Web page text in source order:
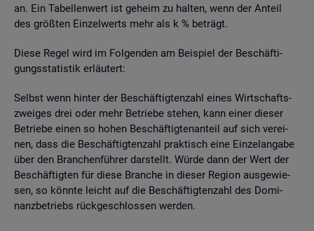
an. Ein Ta­bel­len­wert ist ge­heim zu hal­ten, wenn der An­teil
des grö­ß­ten Ein­zel­werts mehr als k % be­trägt.
Diese Regel wird im Fol­gen­den am Bei­spiel der Be­schäf­ti­
gungs­sta­tis­tik er­läu­tert:
Selbst wenn hin­ter der Be­schäf­tig­ten­zahl eines Wirt­schafts­
zwei­ges drei oder mehr Be­trie­be ste­hen, kann einer die­ser
Be­trie­be einen so hohen Be­schäf­tig­ten­an­teil auf sich ver­ei­
nen, dass die Be­schäf­tig­ten­zahl prak­tisch eine Ein­zel­an­ga­be
über den Bran­chen­füh­rer dar­stellt. Würde dann der Wert der
Be­schäf­tig­ten für diese Bran­che in die­ser Re­gi­on aus­ge­wie­
sen, so könn­te leicht auf die Be­schäf­tig­ten­zahl des Do­mi­
nanz­be­triebs rück­ge­schlos­sen wer­den.